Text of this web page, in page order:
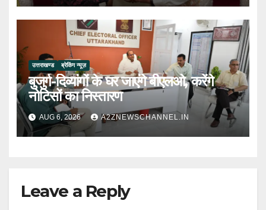
उत्तराखण्ड ब्रेकिंग न्यूज़
बुजुर्ग-दिव्यांगों के घर जाएंगे बीएलओ, करेंगे
नोटिसों का निस्तारण
AUG 6, 2026 A2ZNEWSCHANNEL.IN
Leave a Reply